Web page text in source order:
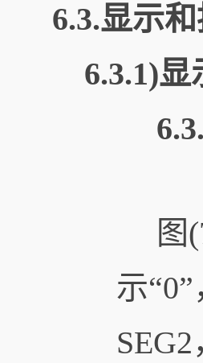
6.3.显示
6.3.1)显
图
示